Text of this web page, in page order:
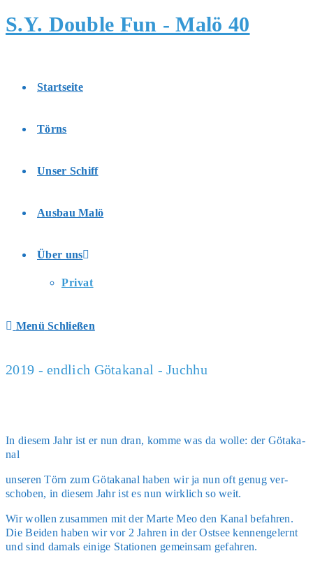
Inhalt
S.Y. Double Fun - Malö 40
Startseite
Törns
Unser Schiff
Ausbau Malö
Über uns
Privat
Menü Schließen
2019 - endlich Götakanal - Juchhu
In die­sem Jahr ist er nun dran, kom­me was da wol­le: der Götaka­
nal
unse­ren Törn zum Götaka­nal haben wir ja nun oft genug ver­
scho­ben, in die­sem Jahr ist es nun wirk­lich so weit.
Wir wol­len zusam­men mit der Mar­te Meo den Kanal befah­ren.
Die Bei­den haben wir vor 2 Jah­ren in der Ost­see ken­nen­ge­lernt
und sind damals eini­ge Sta­tio­nen gemein­sam gefah­ren.